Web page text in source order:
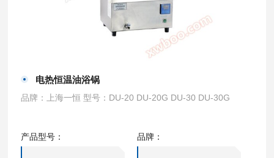
电热恒温油浴锅
品牌：上海一恒 型号：DU-20 DU-20G DU-30 DU-30G
产品型号： 品牌：